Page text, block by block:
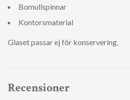
Bomullspinnar
Kontorsmaterial
Glaset passar ej för konservering.
Recensioner